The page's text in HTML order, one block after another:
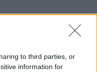
to third parties, or
information for